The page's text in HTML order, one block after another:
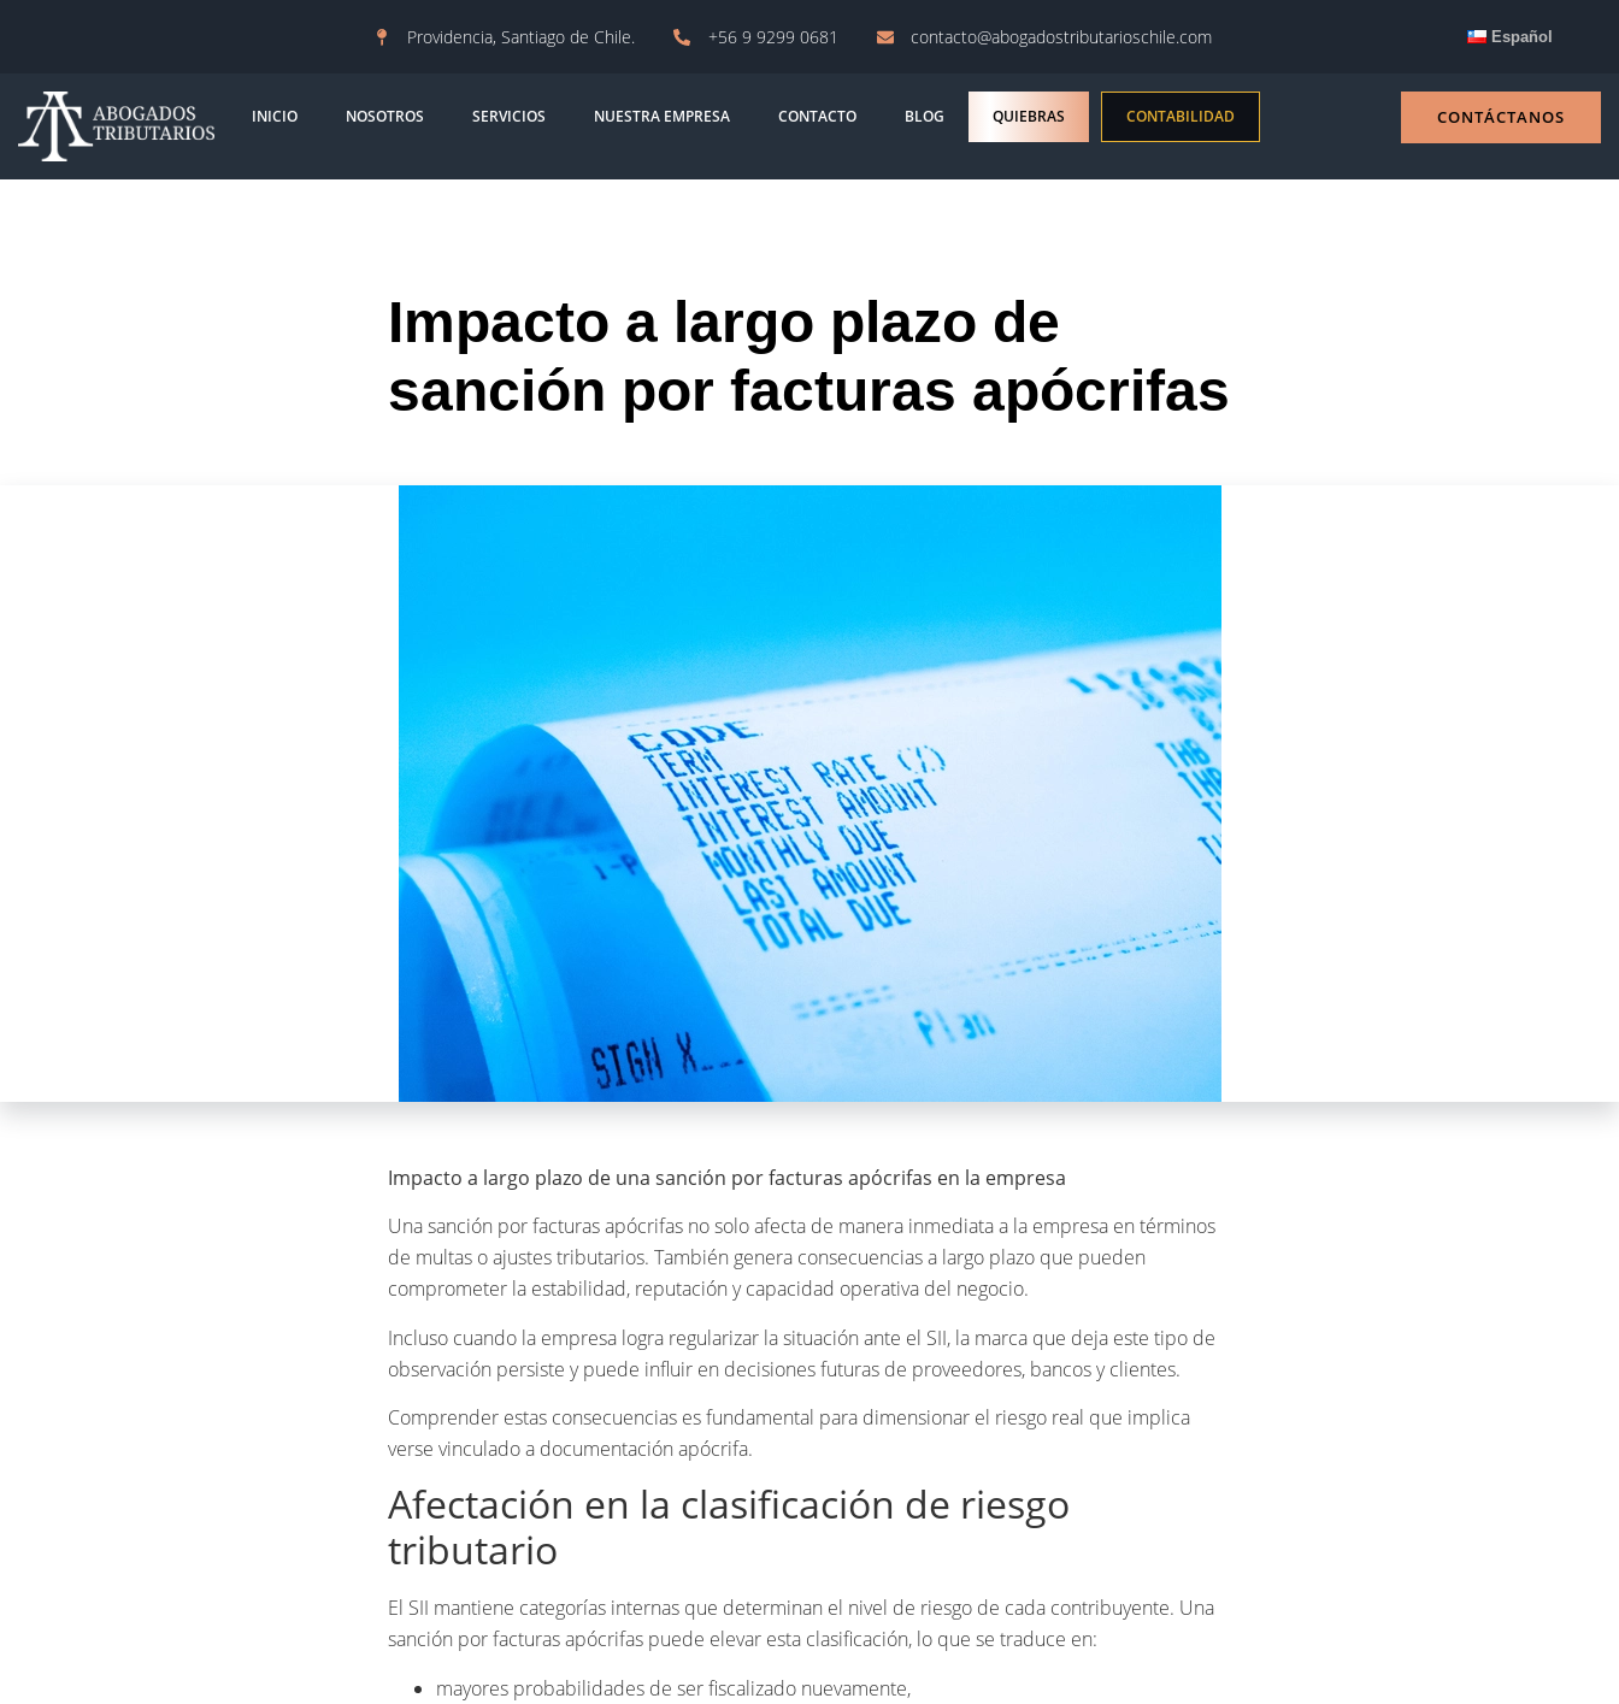
Providencia, Santiago de Chile. +56 9 9299 0681 contacto@abogadostributarioschile.com Español
INICIO NOSOTROS SERVICIOS NUESTRA EMPRESA CONTACTO BLOG QUIEBRAS CONTABILIDAD CONTÁCTANOS
Impacto a largo plazo de
sanción por facturas apócrifas
Impacto a largo plazo de una sanción por facturas apócrifas en la empresa
Una sanción por facturas apócrifas no solo afecta de manera inmediata a la empresa en términos
de multas o ajustes tributarios. También genera consecuencias a largo plazo que pueden
comprometer la estabilidad, reputación y capacidad operativa del negocio.
Incluso cuando la empresa logra regularizar la situación ante el SII, la marca que deja este tipo de
observación persiste y puede influir en decisiones futuras de proveedores, bancos y clientes.
Comprender estas consecuencias es fundamental para dimensionar el riesgo real que implica
verse vinculado a documentación apócrifa.
Afectación en la clasificación de riesgo
tributario
El SII mantiene categorías internas que determinan el nivel de riesgo de cada contribuyente. Una
sanción por facturas apócrifas puede elevar esta clasificación, lo que se traduce en:
mayores probabilidades de ser fiscalizado nuevamente,